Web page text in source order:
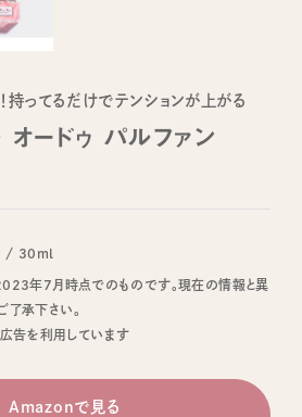
持ってるだけでテンションが上がる
オードゥ パルファン
/ 30ml
年7月時点でのものです。現在の情報と異
了承下さい。
告を利用しています
Amazonで見る